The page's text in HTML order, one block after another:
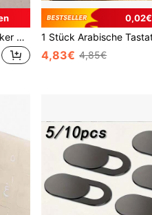
1 Stück Kreativer Laptop Sticker Mit Inspirierendem Kurzen Satz 'glaube An Dich Selbst' Und Teilweiser Transparenz
4,83€ 4,85€